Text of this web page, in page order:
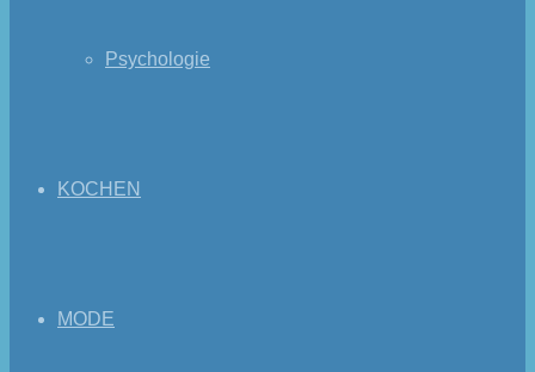
Psychologie
KOCHEN
MODE